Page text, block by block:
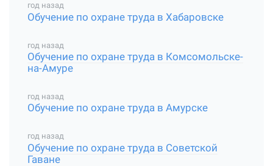
год назад
Обучение по охране труда в Хабаровске
год назад
Обучение по охране труда в Комсомольске-
на-Амуре
год назад
Обучение по охране труда в Амурске
год назад
Обучение по охране труда в Советской
Гаване